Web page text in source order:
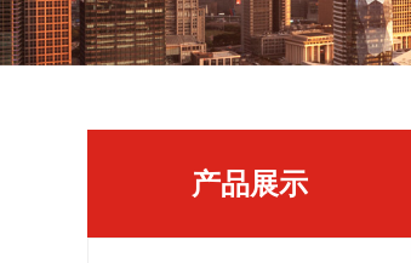
产品展示